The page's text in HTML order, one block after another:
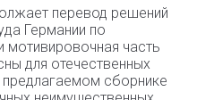
перевод решений
Германии по
часть
для отечественных
сборнике